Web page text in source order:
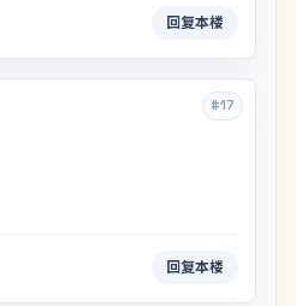
回复本楼
#17
回复本楼